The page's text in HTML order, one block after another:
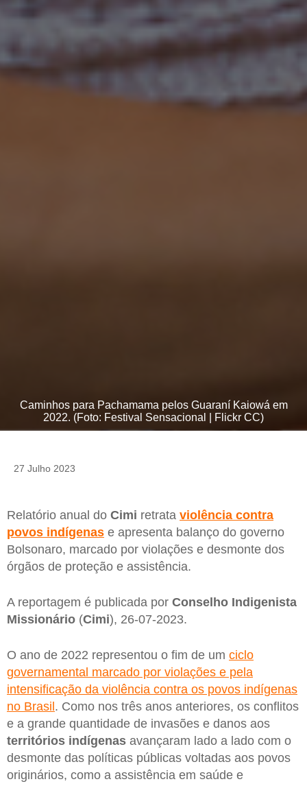
Caminhos para Pachamama pelos Guaraní Kaiowá em
2022. (Foto: Festival Sensacional | Flickr CC)
27 Julho 2023
Relatório anual do Cimi retrata violência contra
povos indígenas e apresenta balanço do governo
Bolsonaro, marcado por violações e desmonte dos
órgãos de proteção e assistência.
A reportagem é publicada por Conselho Indigenista
Missionário (Cimi), 26-07-2023.
O ano de 2022 representou o fim de um ciclo
governamental marcado por violações e pela
intensificação da violência contra os povos indígenas
no Brasil. Como nos três anos anteriores, os conflitos
e a grande quantidade de invasões e danos aos
territórios indígenas avançaram lado a lado com o
desmonte das políticas públicas voltadas aos povos
originários, como a assistência em saúde e